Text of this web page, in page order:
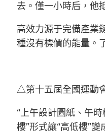
去。僅一小時后，他
高效力源于完備產業
種沒有標價的能量。
△第十五屆全國運動
“上午設計圖紙、午
樓”形式讓“高低樓”